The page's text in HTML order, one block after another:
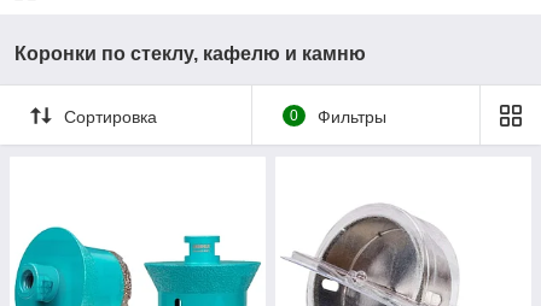
Коронки по стеклу, кафелю и камню
Сортировка 0 Фильтры